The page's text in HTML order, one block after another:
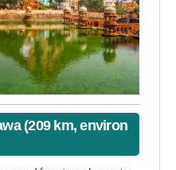
(209 km, environ